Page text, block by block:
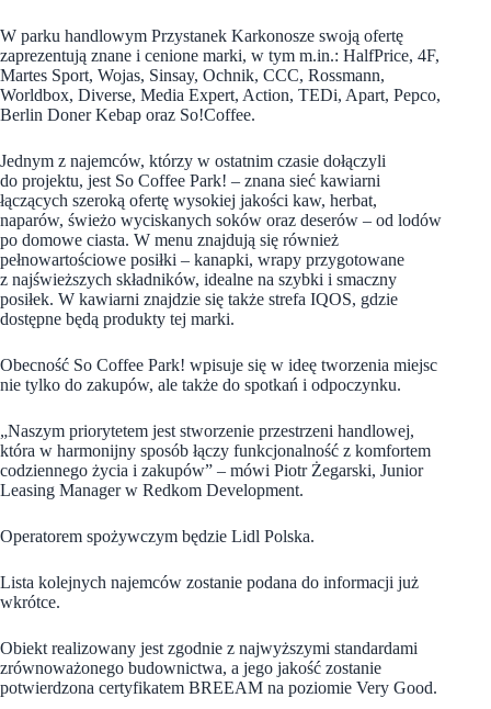
W parku handlowym Przystanek Karkonosze swoją ofertę
zaprezentują znane i cenione marki, w tym m.in.: HalfPrice, 4F,
Martes Sport, Wojas, Sinsay, Ochnik, CCC, Rossmann,
Worldbox, Diverse, Media Expert, Action, TEDi, Apart, Pepco,
Berlin Doner Kebap oraz So!Coffee.
Jednym z najemców, którzy w ostatnim czasie dołączyli
do projektu, jest So Coffee Park! – znana sieć kawiarni
łączących szeroką ofertę wysokiej jakości kaw, herbat,
naparów, świeżo wyciskanych soków oraz deserów – od lodów
po domowe ciasta. W menu znajdują się również
pełnowartościowe posiłki – kanapki, wrapy przygotowane
z najświeższych składników, idealne na szybki i smaczny
posiłek. W kawiarni znajdzie się także strefa IQOS, gdzie
dostępne będą produkty tej marki.
Obecność So Coffee Park! wpisuje się w ideę tworzenia miejsc
nie tylko do zakupów, ale także do spotkań i odpoczynku.
„Naszym priorytetem jest stworzenie przestrzeni handlowej,
która w harmonijny sposób łączy funkcjonalność z komfortem
codziennego życia i zakupów” – mówi Piotr Żegarski, Junior
Leasing Manager w Redkom Development.
Operatorem spożywczym będzie Lidl Polska.
Lista kolejnych najemców zostanie podana do informacji już
wkrótce.
Obiekt realizowany jest zgodnie z najwyższymi standardami
zrównoważonego budownictwa, a jego jakość zostanie
potwierdzona certyfikatem BREEAM na poziomie Very Good.